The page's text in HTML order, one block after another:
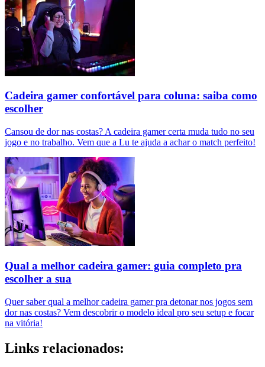
Cadeira gamer confortável para coluna: saiba como
escolher
Cansou de dor nas costas? A cadeira gamer certa muda tudo no seu
jogo e no trabalho. Vem que a Lu te ajuda a achar o match perfeito!
Qual a melhor cadeira gamer: guia completo pra
escolher a sua
Quer saber qual a melhor cadeira gamer pra detonar nos jogos sem
dor nas costas? Vem descobrir o modelo ideal pro seu setup e focar
na vitória!
Links relacionados: